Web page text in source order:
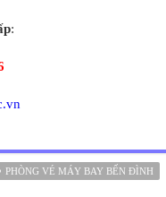
:
PHÒNG VÉ MÁY BAY BẾN ĐÌNH